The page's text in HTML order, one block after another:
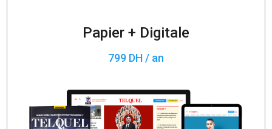
Papier + Digitale
799 DH / an